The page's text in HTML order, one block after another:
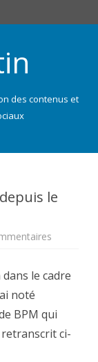
des contenus et
le
autres
points
UserNet
FileNet
à
Berlin
le cadre
noté
BPM qui
ci-